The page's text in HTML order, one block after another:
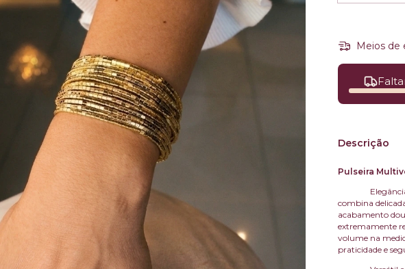
Meios de
Descrição
Pulseira
combina
acabamento
extremamente
volume na
praticidade e